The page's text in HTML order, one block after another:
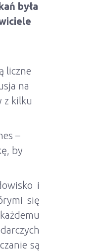
była
liczne
na
z kilku
–
by
i
się
są